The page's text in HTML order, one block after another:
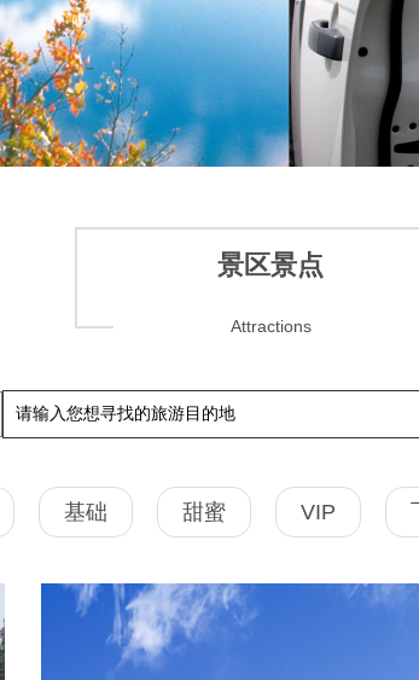
景区景点
Attractions
基础 甜蜜 VIP